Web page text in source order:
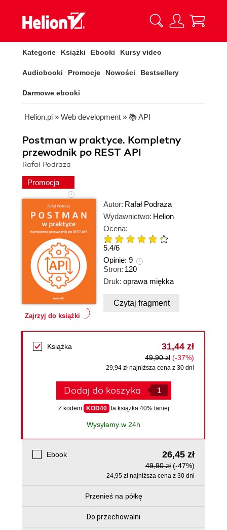
Kategorie Książki Ebooki Kursy video
Audiobooki Promocje Nowości Bestsellery
Darmowe ebooki
Helion.pl » Web development » 📚 API
Postman w praktyce. Kompletny
przewodnik po REST API
Rafał Podraza
Promocja
Zajrzyj do książki
Autor: Rafał Podraza
Wydawnictwo: Helion
Ocena:
5.4/6
Opinie: 9
Stron: 120
Druk: oprawa miękka
Czytaj fragment
Książka 31,44 zł
49,90 zł (-37%)
29,94 zł najniższa cena z 30 dni
Dodaj do koszyka
Z kodem KOD40 ta książka 40% taniej
Wysyłamy w 24h
Ebook 26,45 zł
49,90 zł (-47%)
24,95 zł najniższa cena z 30 dni
Przenieś na półkę
Do przechowalni